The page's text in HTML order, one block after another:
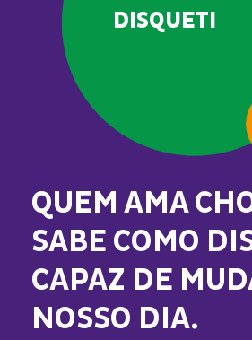
DISQUETI
QUEM AMA
SABE COMO
CAPAZ DE
NOSSO DIA.